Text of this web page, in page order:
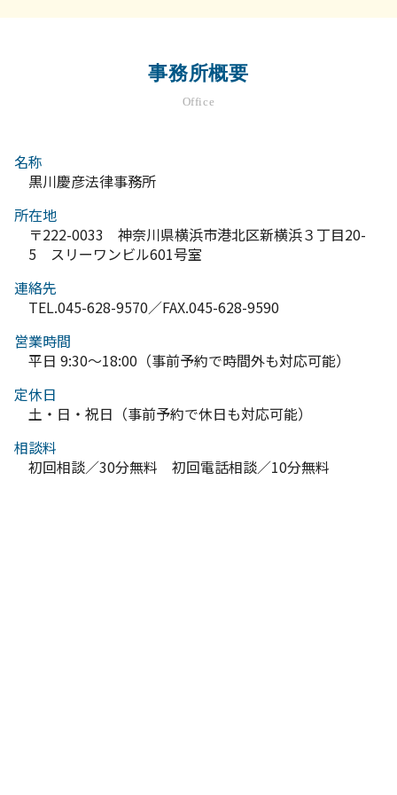
事務所概要
Office
名称
黒川慶彦法律事務所
所在地
〒222-0033 神奈川県横浜市港北区新横浜３丁目20-
5 スリーワンビル601号室
連絡先
TEL.045-628-9570／FAX.045-628-9590
営業時間
平日 9:30～18:00（事前予約で時間外も対応可能）
定休日
土・日・祝日（事前予約で休日も対応可能）
相談料
初回相談／30分無料 初回電話相談／10分無料